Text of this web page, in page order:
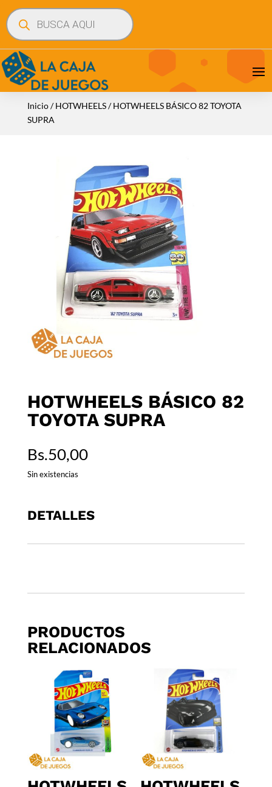
Búsqueda
de
productos
Inicio/HOTWHEELS/ HOTWHEELS BÁSICO 82 TOYOTA
SUPRA
HOTWHEELS BÁSICO 82
TOYOTA SUPRA
Bs.50,00
Sin existencias
DETALLES
PRODUCTOS
RELACIONADOS